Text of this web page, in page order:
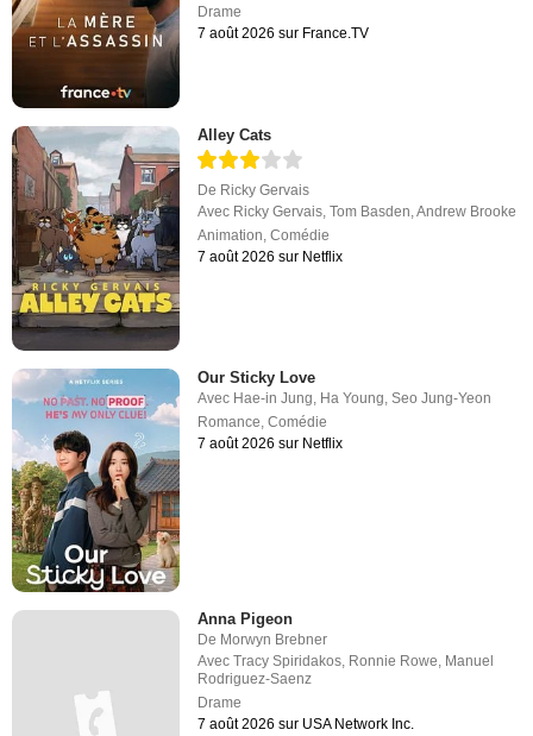
Drame
7 août 2026 sur France.TV
Alley Cats
De Ricky Gervais
Avec Ricky Gervais,Tom Basden,Andrew Brooke
Animation,Comédie
7 août 2026 sur Netflix
Our Sticky Love
Avec Hae-in Jung Ha Young ,Seo Jung-Yeon
Romance ,Comédie
7 août 2026 sur Netflix
Anna Pigeon
De Morwyn Brebner
AvecTracy Spiridakos, Ronnie Rowe, Manuel
Rodriguez-Saenz
Drame
7 août 2026 sur USA Network Inc.